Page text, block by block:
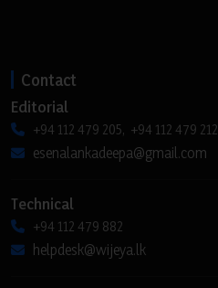
Contact
Editorial
+94 112 479 205, +94 112 479 212
esenalankadeepa@gmail.com
Technical
+94 112 479 882
helpdesk@wijeya.lk